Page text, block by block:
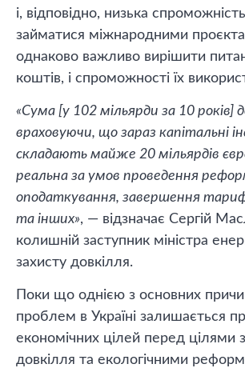
і, відповідно, низька
займатися міжнародними
однаково важливо вирішити
коштів, і спроможності їх
«Сума [у 102 мільярди за 10 років]
враховуючи, що зараз капітальні
складають майже 20 мільярдів
реальна за умов проведення
оподаткування, завершення
та інших», — відзначає Сергій
колишній заступник міністра
захисту довкілля.
Поки що однією з основних
проблем в Україні залишається
економічних цілей перед цілями
довкілля та екологічними